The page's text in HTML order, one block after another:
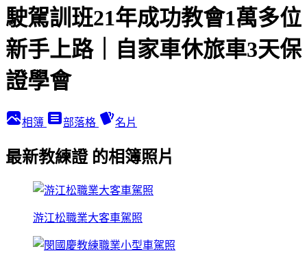
駛駕訓班21年成功教會1萬多位
新手上路｜自家車休旅車3天保
證學會
相簿 部落格 名片
最新教練證 的相簿照片
游江松職業大客車駕照